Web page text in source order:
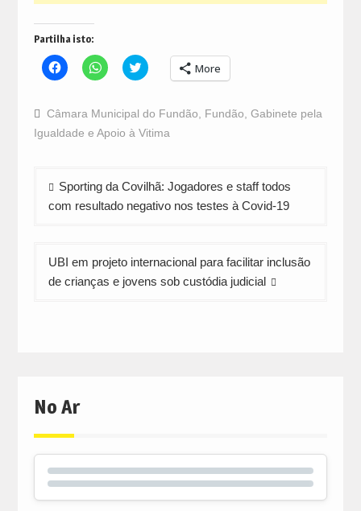
Partilha isto:
Click
to
Facebook
(Opens
in
new
Click
to
WhatsApp
(Opens
in
new
Click
to
Twitter
(Opens
in
new
More
Câmara Municipal do Fundão Fundão Gabinete pela
Igualdade e Apoio à Vitima
Navegação
de
Sporting da Covilhã: Jogadores e staff todos
com resultado negativo nos testes à Covid-19
UBI em projeto internacional para facilitar inclusão
de crianças e jovens sob custódia judicial
No Ar